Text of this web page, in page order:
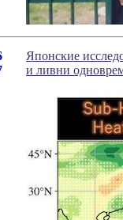
Японские
и ливни